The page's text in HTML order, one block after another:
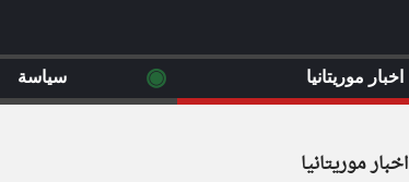
اخبار موريتانيا
اخبار موريتانيا ◉ سياسة